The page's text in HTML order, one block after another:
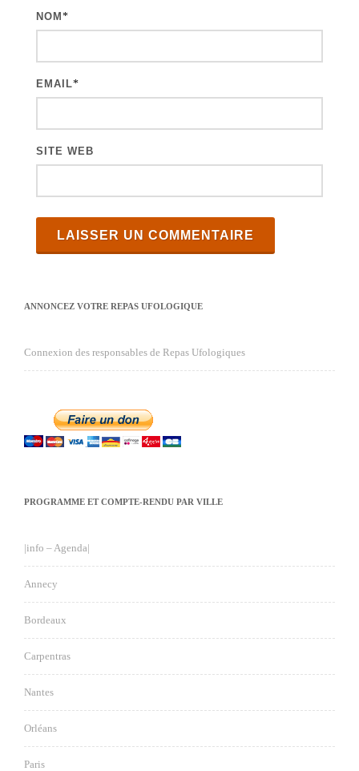
NOM *
EMAIL*
SITE WEB
ANNONCEZ VOTRE REPAS UFOLOGIQUE
Connexion des responsables de Repas Ufologiques
PROGRAMME ET COMPTE-RENDU PAR VILLE
|info – Agenda|
Annecy
Bordeaux
Carpentras
Nantes
Orléans
Paris